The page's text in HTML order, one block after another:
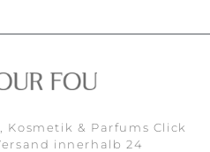
& Parfums Click
innerhalb 24